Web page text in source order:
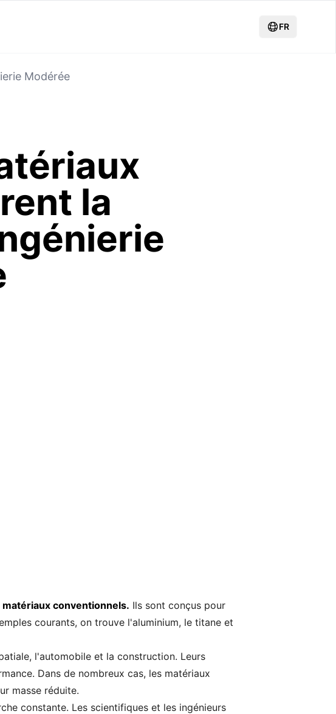
FR
Modérée
la
conventionnels. Ils sont conçus pour
courants, on trouve l'aluminium, le titane et
l'automobile et la construction. Leurs
Dans de nombreux cas, les matériaux
masse réduite.
constante. Les scientifiques et les ingénieurs